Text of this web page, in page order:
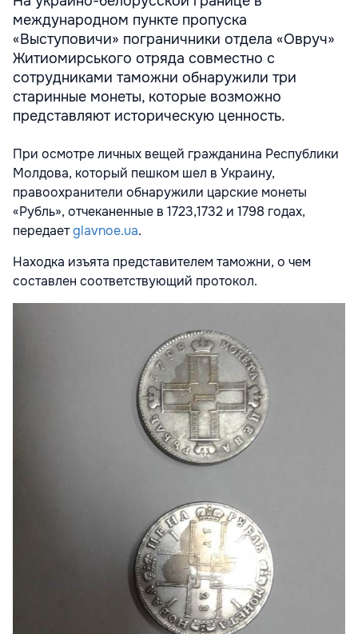
международном пункте пропуска
«Выступовичи» пограничники отдела «Овруч»
Житиомирського отряда совместно с
сотрудниками таможни обнаружили три
старинные монеты, которые возможно
представляют историческую ценность.
При осмотре личных вещей гражданина Республики
Молдова, который пешком шел в Украину,
правоохранители обнаружили царские монеты
«Рубль», отчеканенные в 1723,1732 и 1798 годах,
передаетglavnoe.ua.
Находка изъята представителем таможни, о чем
составлен соответствующий протокол.